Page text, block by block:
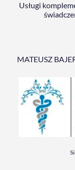
Usługi
MATEUSZ